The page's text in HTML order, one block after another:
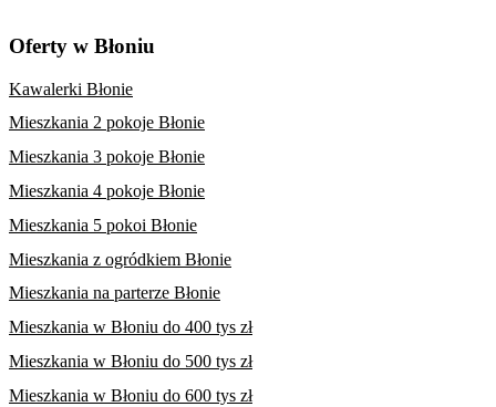
Oferty w Błoniu
Kawalerki Błonie
Mieszkania 2 pokoje Błonie
Mieszkania 3 pokoje Błonie
Mieszkania 4 pokoje Błonie
Mieszkania 5 pokoi Błonie
Mieszkania z ogródkiem Błonie
Mieszkania na parterze Błonie
Mieszkania w Błoniu do 400 tys zł
Mieszkania w Błoniu do 500 tys zł
Mieszkania w Błoniu do 600 tys zł